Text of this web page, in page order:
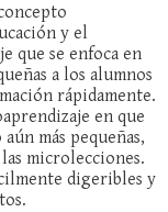
y el
que se enfoca en
a los alumnos
rápidamente.
en que
más pequeñas,
microlecciones.
digeribles y